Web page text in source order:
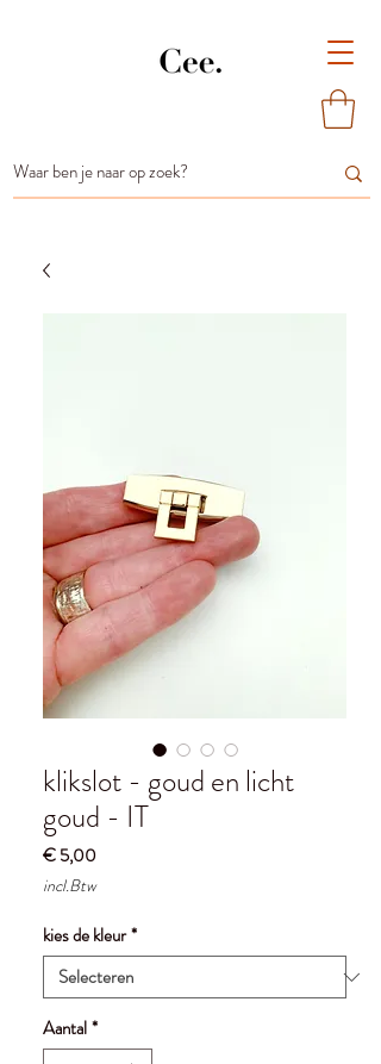
klikslot - goud en licht
goud - IT
€ 5,00Prijs
incl.Btw
kies de kleur*
Aantal*